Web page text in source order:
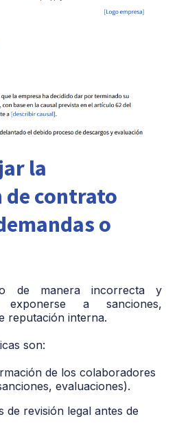
la
contrato
o
de manera incorrecta y
exponerse a sanciones,
reputación interna.
son:
de los colaboradores
evaluaciones).
revisión legal antes de